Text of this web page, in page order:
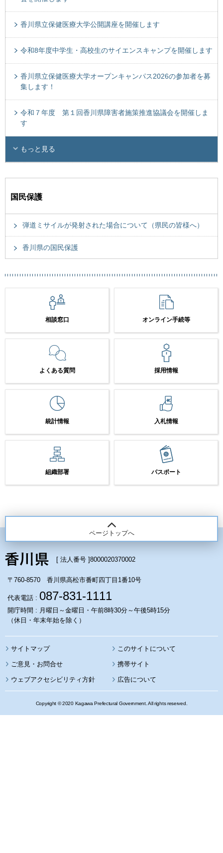
香川県立保健医療大学公開講座を開催します
令和8年度中学生・高校生のサイエンスキャンプを開催します
香川県立保健医療大学オープンキャンパス2026の参加者を募
集します！
令和７年度 第１回香川県障害者施策推進協議会を開催しま
す
もっと見る
国民保護
弾道ミサイルが発射された場合について（県民の皆様へ）
香川県の国民保護
相談窓口 オンライン手続等
よくある質問 採用情報
統計情報 入札情報
組織部署 パスポート
ページトップへ
[ 法人番号 ]8000020370002
〒760-8570 香川県高松市番町四丁目1番10号
代表電話 : 087-831-1111
開庁時間 : 月曜日～金曜日・午前8時30分～午後5時15分
（休日・年末年始を除く）
サイトマップ このサイトについて
携帯サイト
ウェブアクセシビリティ方針 広告について
Copyright © 2020 Kagawa Prefectural Government. All rights reserved.